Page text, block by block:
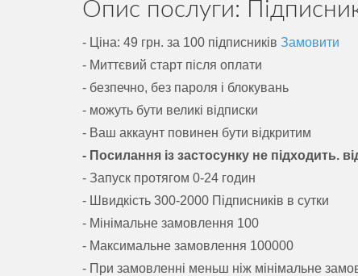
Опис послуги:
- Ціна: 49 грн. за 100 підписників Замовити
- Миттєвий старт після оплати
- безпечно, без пароля і блокувань
- можуть бути великі відписки
- Ваш аккаунт повинен бути відкритим
- Посилання із застосунку не підходить.
- Запуск протягом 0-24 годин
- Швидкість 300-2000 Підписників в сутки
- Мінімальне замовлення 100
- Максимальне замовлення 100000
- При замовленні меньш ніж мінімальне